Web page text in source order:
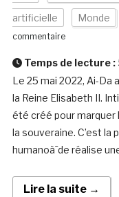
artificielle Monde
commentaire
Temps de lecture :
Le 25 mai 2022, Ai-Da
la Reine Elisabeth II.
été créé pour marquer
la souveraine. C’est la
humanoà¯de réalise
Lire la suite →